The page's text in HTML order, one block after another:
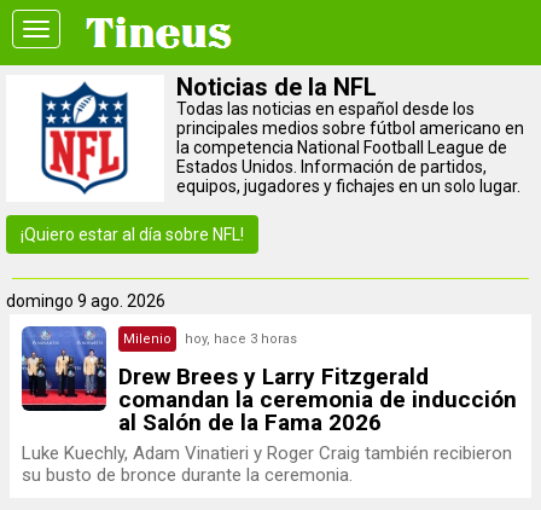
Toggle
navigation
Noticias de la NFL
Todas las noticias en español desde los
principales medios sobre fútbol americano en
la competencia National Football League de
Estados Unidos. Información de partidos,
equipos, jugadores y fichajes en un solo lugar.
¡Quiero estar al día sobre NFL!
domingo 9 ago. 2026
Milenio hoy, hace 3 horas
Drew Brees y Larry Fitzgerald
comandan la ceremonia de inducción
al Salón de la Fama 2026
Luke Kuechly, Adam Vinatieri y Roger Craig también recibieron
su busto de bronce durante la ceremonia.